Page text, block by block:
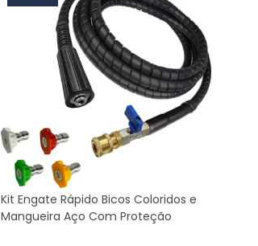
Kit Engate Rápido Bicos Coloridos e
Mangueira Aço Com Proteção